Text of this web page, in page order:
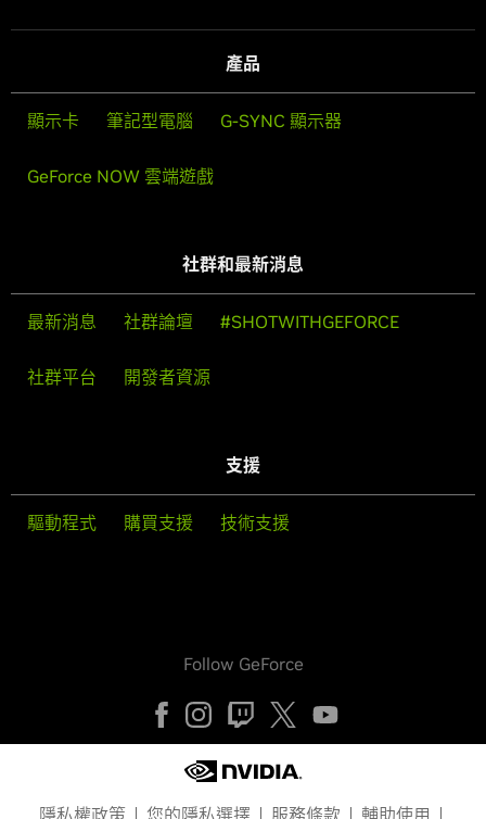
產品
顯示卡 筆記型電腦 G-SYNC 顯示器
GeForce NOW 雲端遊戲
社群和最新消息
最新消息 社群論壇 #SHOTWITHGEFORCE
社群平台 開發者資源
支援
驅動程式 購買支援 技術支援
Follow GeForce